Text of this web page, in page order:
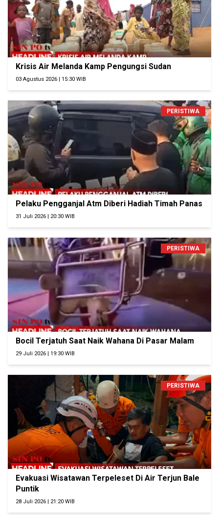
Krisis Air Melanda Kamp Pengungsi Sudan
03 Agustus 2026 | 15:30 WIB
PERISTIWA
Pelaku Pengganjal Atm Diberi Hadiah Timah Panas
31 Juli 2026 | 20:30 WIB
PERISTIWA
Bocil Terjatuh Saat Naik Wahana Di Pasar Malam
29 Juli 2026 | 19:30 WIB
PERISTIWA
Evakuasi Wisatawan Terpeleset Di Air Terjun Bale
Puntik
28 Juli 2026 | 21:20 WIB